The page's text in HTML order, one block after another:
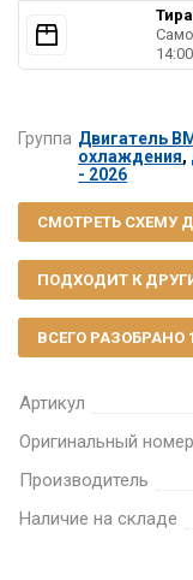
Артикул
Оригинальный номер
Производитель
Наличие на складе
Группа Двигатель
охлаждения,
- 2026
СМОТРЕТЬ СХЕМУ
ПОДХОДИТ К
ВСЕГО РАЗОБРАНО